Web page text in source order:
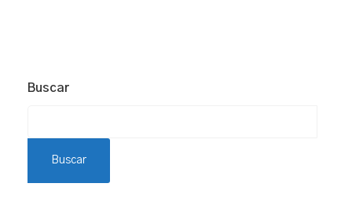
Buscar
Buscar